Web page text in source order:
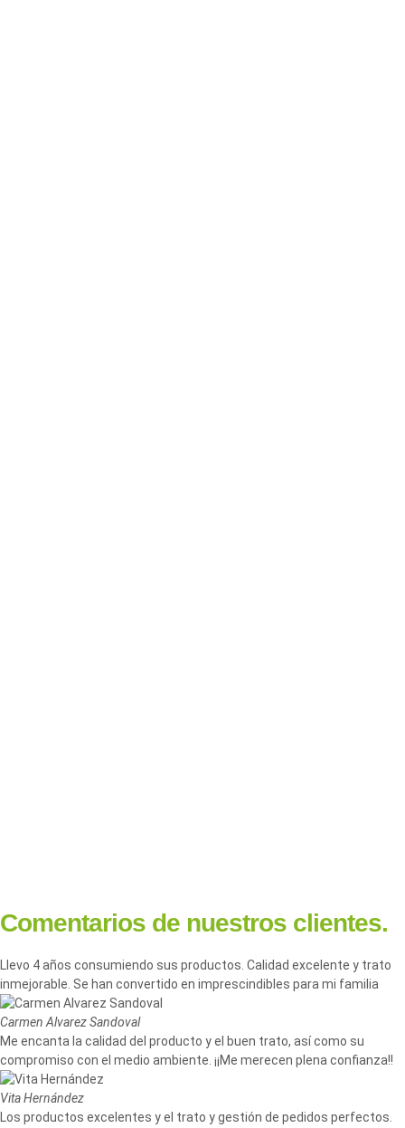
Comentarios de nuestros clientes.
Llevo 4 años consumiendo sus productos. Calidad excelente y trato
inmejorable. Se han convertido en imprescindibles para mi familia
Carmen Alvarez Sandoval
Me encanta la calidad del producto y el buen trato, así como su
compromiso con el medio ambiente. ¡¡Me merecen plena confianza!!
Vita Hernández
Los productos excelentes y el trato y gestión de pedidos perfectos.